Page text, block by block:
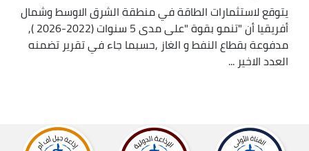
يتوقع لاستثمارات الطاقة في منطقة الشرق الاوسط وشمال
أفريقيا أن "تنمو بقوة "على مدى 5 سنوات (2022-2026 ),
مدفوعة بقطاع النفط و الغاز ,حسبما جاء في تقرير تضمنه
العدد الاخير ...